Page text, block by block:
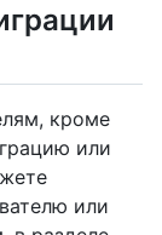
кроме
или
или